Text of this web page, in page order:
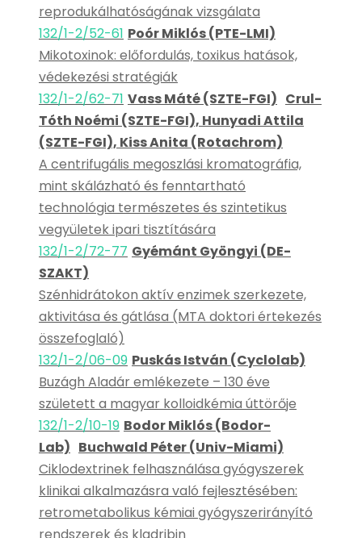
reprodukálhatóságának vizsgálata
132/1-2/52-61 Poór Miklós (PTE-LMI)
Mikotoxinok: előfordulás, toxikus hatások,
védekezési stratégiák
132/1-2/62-71 Vass Máté (SZTE-FGI) Crul-
Tóth Noémi (SZTE-FGI), Hunyadi Attila
(SZTE-FGI), Kiss Anita (Rotachrom)
A centrifugális megoszlási kromatográfia,
mint skálázható és fenntartható
technológia természetes és szintetikus
vegyületek ipari tisztítására
132/1-2/72-77 Gyémánt Gyöngyi (DE-
SZAKT)
Szénhidrátokon aktív enzimek szerkezete,
aktivitása és gátlása (MTA doktori értekezés
összefoglaló)
132/1-2/06-09 Puskás István (Cyclolab)
Buzágh Aladár emlékezete – 130 éve
született a magyar kolloidkémia úttörője
132/1-2/10-19 Bodor Miklós (Bodor-
Lab) Buchwald Péter (Univ-Miami)
Ciklodextrinek felhasználása gyógyszerek
klinikai alkalmazásra való fejlesztésében:
retrometabolikus kémiai gyógyszerirányító